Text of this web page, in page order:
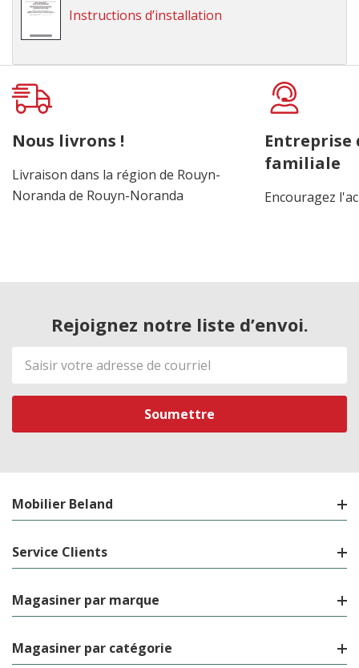
Instructions d’installation
Onglet
personnalisé
Nous livrons !
Livraison dans la région de Rouyn-
Noranda de Rouyn-Noranda
Entreprise
familiale
Encouragez
Rejoignez notre liste d’envoi.
Adresse
de
courriel
Mobilier Beland
Service Clients
Magasiner par marque
Magasiner par catégorie